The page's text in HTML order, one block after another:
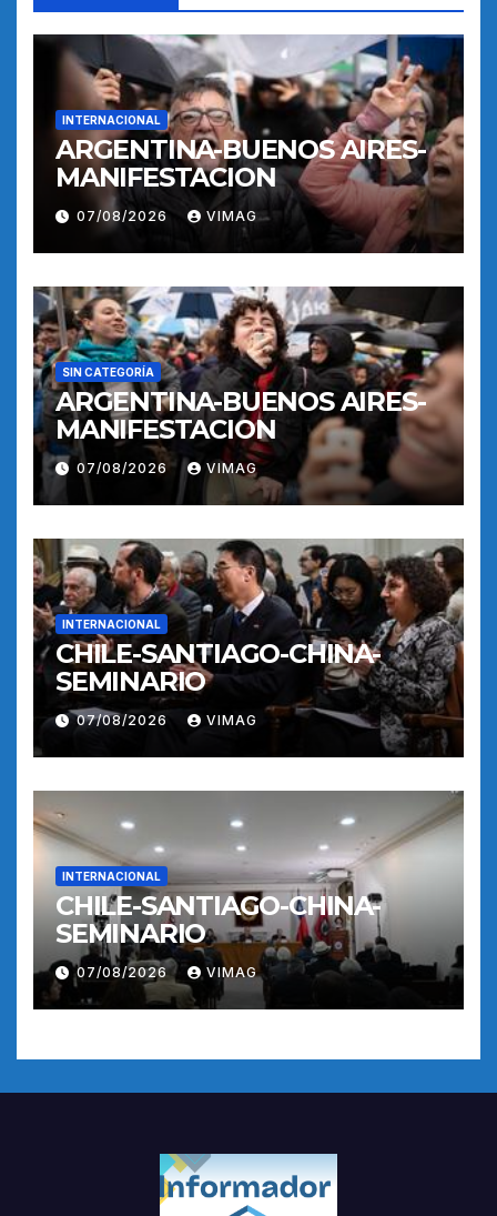
INTERNACIONAL
ARGENTINA-BUENOS AIRES-
MANIFESTACION
07/08/2026 VIMAG
SIN CATEGORÍA
ARGENTINA-BUENOS AIRES-
MANIFESTACION
07/08/2026 VIMAG
INTERNACIONAL
CHILE-SANTIAGO-CHINA-
SEMINARIO
07/08/2026 VIMAG
INTERNACIONAL
CHILE-SANTIAGO-CHINA-
SEMINARIO
07/08/2026 VIMAG